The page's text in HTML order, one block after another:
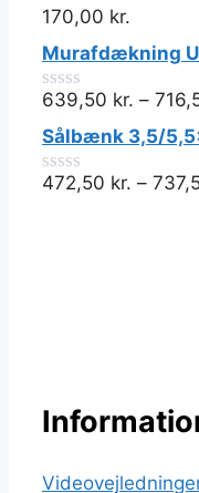
0
ud
af
5
170,00 kr.
Murafdækning
0
ud
af
5
639,50 kr. –
Sålbænk 3,5/
0
472,50 kr. –